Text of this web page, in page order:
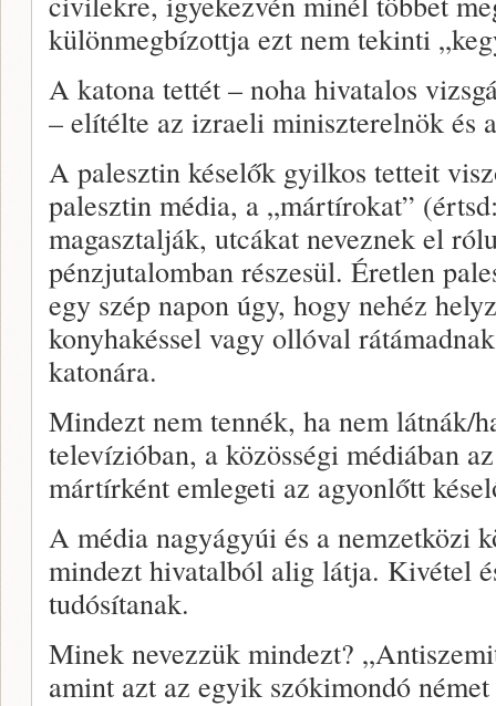
különmegbízottja ezt nem tekinti
A katona tettét – noha hivatalos
– elítélte az izraeli miniszterelnök és
A palesztin késelők gyilkos tetteit
palesztin média, a „mártírokat”
magasztalják, utcákat neveznek el
pénzjutalomban részesül. Éretlen
egy szép napon úgy, hogy nehéz
konyhakéssel vagy ollóval
katonára.
Mindezt nem tennék, ha nem látnák/
televízióban, a közösségi médiában
mártírként emlegeti az agyonlőtt
A média nagyágyúi és a nemzetközi
mindezt hivatalból alig látja. Kivétel
tudósítanak.
Minek nevezzük mindezt?
amint azt az egyik szókimondó